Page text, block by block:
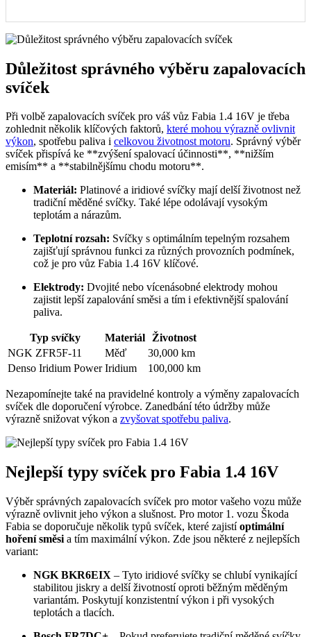
Důležitost správného výběru zapalovacích
svíček
Při volbě zapalovacích svíček pro váš vůz Fabia 1.4 16V je třeba
zohlednit několik klíčových faktorů, které mohou výrazně ovlivnit
výkon, spotřebu paliva i celkovou životnost motoru. Správný výběr
svíček přispívá ke **zvýšení spalovací účinnosti**, **nižším
emisím** a **stabilnějšímu chodu motoru**.
Materiál: Platinové a iridiové svíčky mají delší životnost než
tradiční měděné svíčky. Také lépe odolávají vysokým
teplotám a nárazům.
Teplotní rozsah: Svíčky s optimálním tepelným rozsahem
zajišťují správnou funkci za různých provozních podmínek,
což je pro vůz Fabia 1.4 16V klíčové.
Elektrody: Dvojité nebo vícenásobné elektrody mohou
zajistit lepší zapalování směsi a tím i efektivnější spalování
paliva.
Typ svíčky Materiál Životnost
NGK ZFR5F-11
Měď
30,000 km
Denso Iridium Power Iridium 100,000 km
Nezapomínejte také na pravidelné kontroly a výměny zapalovacích
svíček dle doporučení výrobce. Zanedbání této údržby může
výrazně snižovat výkon a zvyšovat spotřebu paliva.
Nejlepší typy svíček pro Fabia 1.4 16V
Výběr správných zapalovacích svíček pro motor vašeho vozu může
výrazně ovlivnit jeho výkon a slušnost. Pro motor 1. vozu Škoda
Fabia se doporučuje několik typů svíček, které zajistíoptimální
hoření směsi a tím maximální výkon. Zde jsou některé z nejlepších
variant:
NGK BKR6EIX – Tyto iridiové svíčky se chlubí vynikající
stabilitou jiskry a delší životností oproti běžným měděným
variantám. Poskytují konzistentní výkon i při vysokých
teplotách a tlacích.